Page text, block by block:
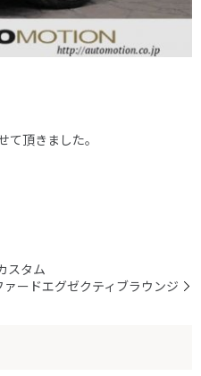
頂きました。
スタム
ードエグゼクティブラウンジ